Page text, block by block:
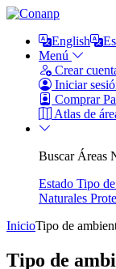
English
Menú
Crear
Iniciar
Comprar
Atlas de
Buscar Áreas
Estado Tipo
Naturales
InicioTipo de
Tipo de